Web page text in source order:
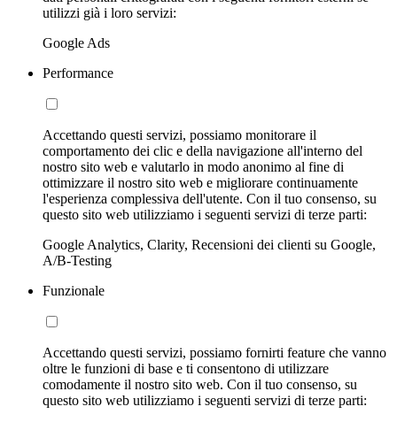
utilizzi già i loro servizi:
Google Ads
Performance
Accettando questi servizi, possiamo monitorare il
comportamento dei clic e della navigazione all'interno del
nostro sito web e valutarlo in modo anonimo al fine di
ottimizzare il nostro sito web e migliorare continuamente
l'esperienza complessiva dell'utente. Con il tuo consenso, su
questo sito web utilizziamo i seguenti servizi di terze parti:
Google Analytics, Clarity, Recensioni dei clienti su Google,
A/B-Testing
Funzionale
Accettando questi servizi, possiamo fornirti feature che vanno
oltre le funzioni di base e ti consentono di utilizzare
comodamente il nostro sito web. Con il tuo consenso, su
questo sito web utilizziamo i seguenti servizi di terze parti: